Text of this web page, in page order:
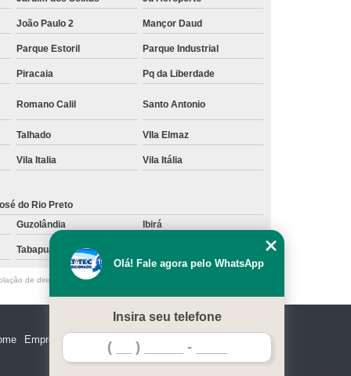
João Paulo 2 Mançor Daud
Parque Estoril Parque Industrial
Piracaia Pq da Liberdade
Romano Calil Santo Antonio
Talhado VIla Elmaz
Vila Italia Vila Itália
do Rio Preto
Guzolândia Ibirá
Tabapuã
de direito autoral – artigo 184 do Código Penal –
Empresa Serviços
Olá! Fale agora pelo WhatsApp
Insira seu telefone